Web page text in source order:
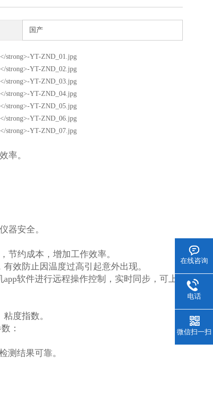
国产
率。
器安全。
约成本，增加工作效率。
效防止因温度过高引起意外出现。
软件进行远程操作控制，实时同步，可上
度指数。
：
结果可靠。
在线咨询
电话
微信扫一扫